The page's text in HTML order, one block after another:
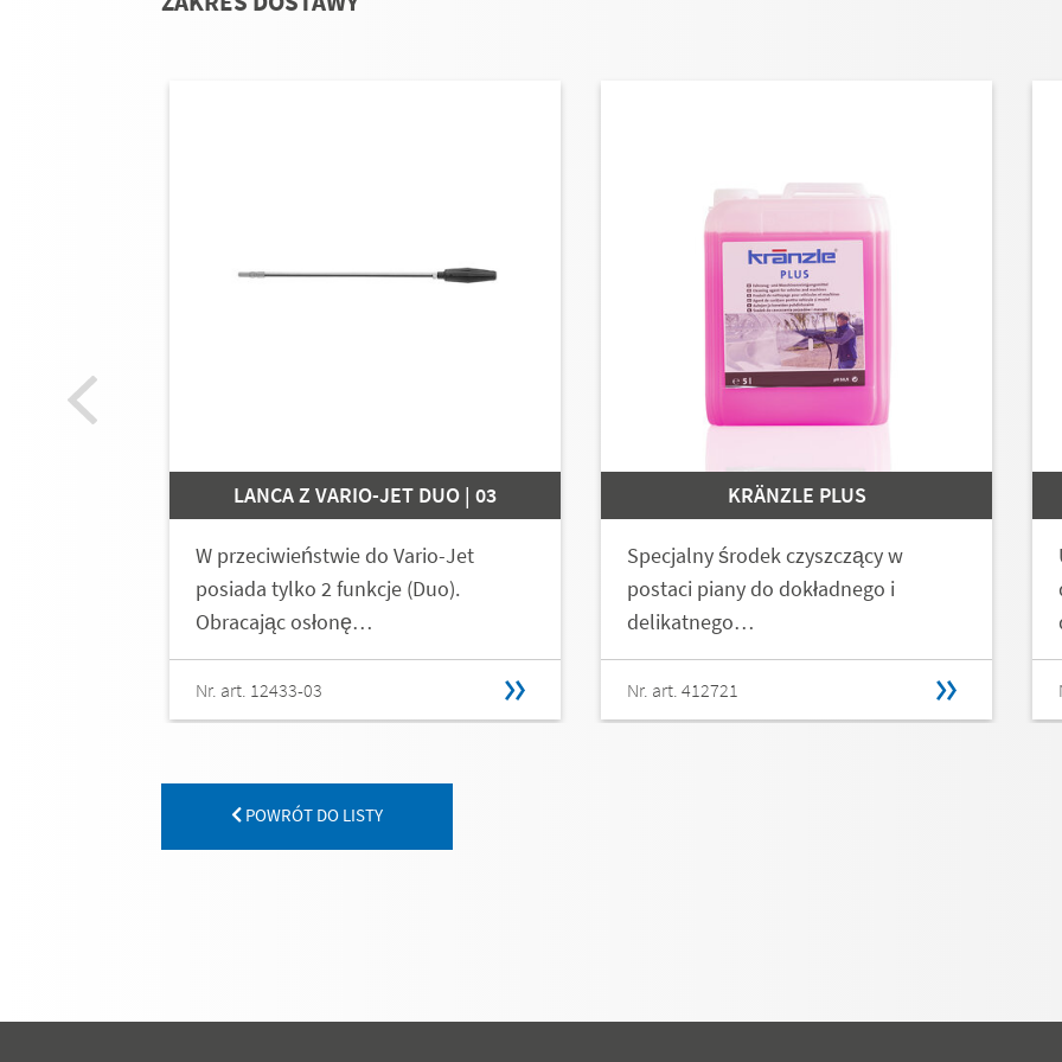
LANCA Z VARIO-JET DUO | 03
W przeciwieństwie do Vario-Jet
posiada tylko 2 funkcje (Duo).
Obracając osłonę…
Nr. art. 12433-03
KRÄNZLE PLUS
Specjalny środek czyszczący w
postaci piany do dokładnego i
delikatnego…
Nr. art. 412721
POWRÓT DO LISTY